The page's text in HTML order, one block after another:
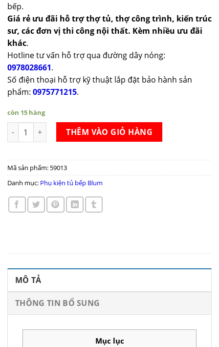
bếp.
Giá rẻ ưu đãi hỗ trợ thợ tủ, thợ công trình, kiến trúc
sư, các đơn vị thi công nội thất. Kèm nhiều ưu đãi
khác.
Hotline tư vấn hỗ trợ qua đường dây nóng:
0978028661.
Số điện thoại hỗ trợ kỹ thuật lắp đặt bảo hành sản
phẩm: 0975771215.
còn 15 hàng
Bộ điện Servo-Drive cho tay nâng Blum AVENTOS HF28 số
THÊM VÀO GIỎ HÀNG
Mã sản phẩm: 59013
Danh mục: Phụ kiện tủ bếp Blum
MÔ TẢ
THÔNG TIN BỔ SUNG
Mục lục